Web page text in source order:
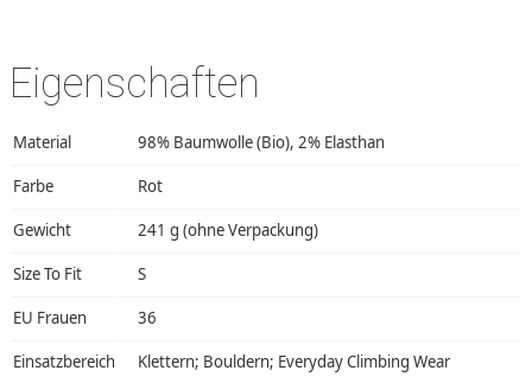
Eigenschaften
Material 98% Baumwolle (Bio), 2% Elasthan
Farbe Rot
Gewicht 241 g (ohne Verpackung)
Size To Fit S
EU Frauen 36
Einsatzbereich Klettern; Bouldern; Everyday Climbing Wear